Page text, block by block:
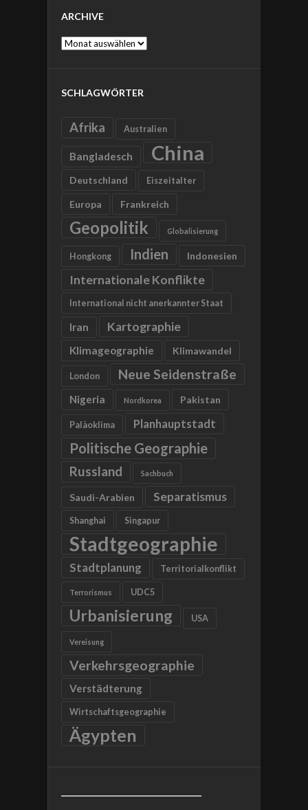
ARCHIVE
Archive
SCHLAGWÖRTER
Afrika Australien
Bangladesch China
Deutschland Eiszeitalter
Europa Frankreich
Geopolitik Globalisierung
Hongkong Indien Indonesien
Internationale Konflikte
International nicht anerkannter Staat
Iran Kartographie
Klimageographie Klimawandel
London Neue Seidenstraße
Nigeria Nordkorea Pakistan
Paläoklima Planhauptstadt
Politische Geographie
Russland Sachbuch
Saudi-Arabien Separatismus
Shanghai Singapur
Stadtgeographie
Stadtplanung Territorialkonflikt
Terrorismus UDC5
Urbanisierung USA
Vereisung
Verkehrsgeographie
Verstädterung
Wirtschaftsgeographie
Ägypten